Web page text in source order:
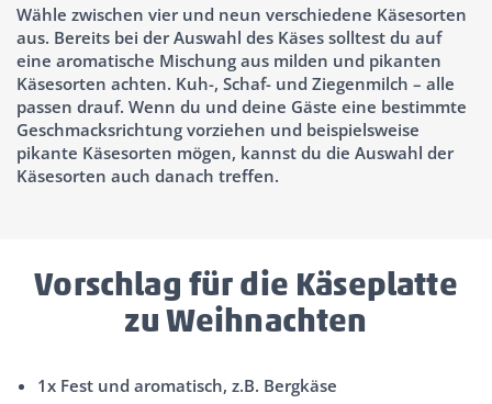
Wähle zwischen vier und neun verschiedene Käsesorten
aus. Bereits bei der Auswahl des Käses solltest du auf
eine aromatische Mischung aus milden und pikanten
Käsesorten achten. Kuh-, Schaf- und Ziegenmilch – alle
passen drauf. Wenn du und deine Gäste eine bestimmte
Geschmacksrichtung vorziehen und beispielsweise
pikante Käsesorten mögen, kannst du die Auswahl der
Käsesorten auch danach treffen.
Vorschlag für die Käseplatte
zu Weihnachten
1x Fest und aromatisch, z.B. Bergkäse